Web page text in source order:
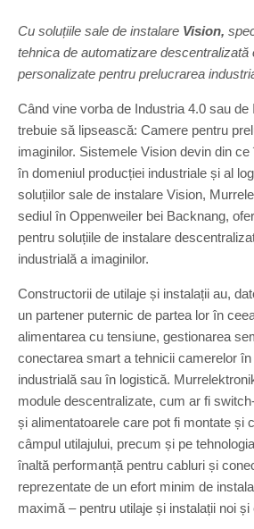
Cu soluțiile sale de instalare Vision,
tehnica de automatizare descentralizată
personalizate pentru prelucrarea
Când vine vorba de Industria 4.0 sau de
trebuie să lipsească: Camere pentru
imaginilor. Sistemele Vision devin din
în domeniul producției industriale și al
soluțiilor sale de instalare Vision,
sediul în Oppenweiler bei Backnang,
pentru soluțiile de instalare
industrială a imaginilor.
Constructorii de utilaje și instalații au,
un partener puternic de partea lor în
alimentarea cu tensiune, gestionarea
conectarea smart a tehnicii camerelor
industrială sau în logistică.
module descentralizate, cum ar fi
și alimentatoarele care pot fi montate și
câmpul utilajului, precum și pe
înaltă performanță pentru cabluri și
reprezentate de un efort minim de
maximă – pentru utilaje și instalații noi și